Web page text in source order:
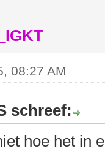
08:27 AM
schreef:
hoe het in